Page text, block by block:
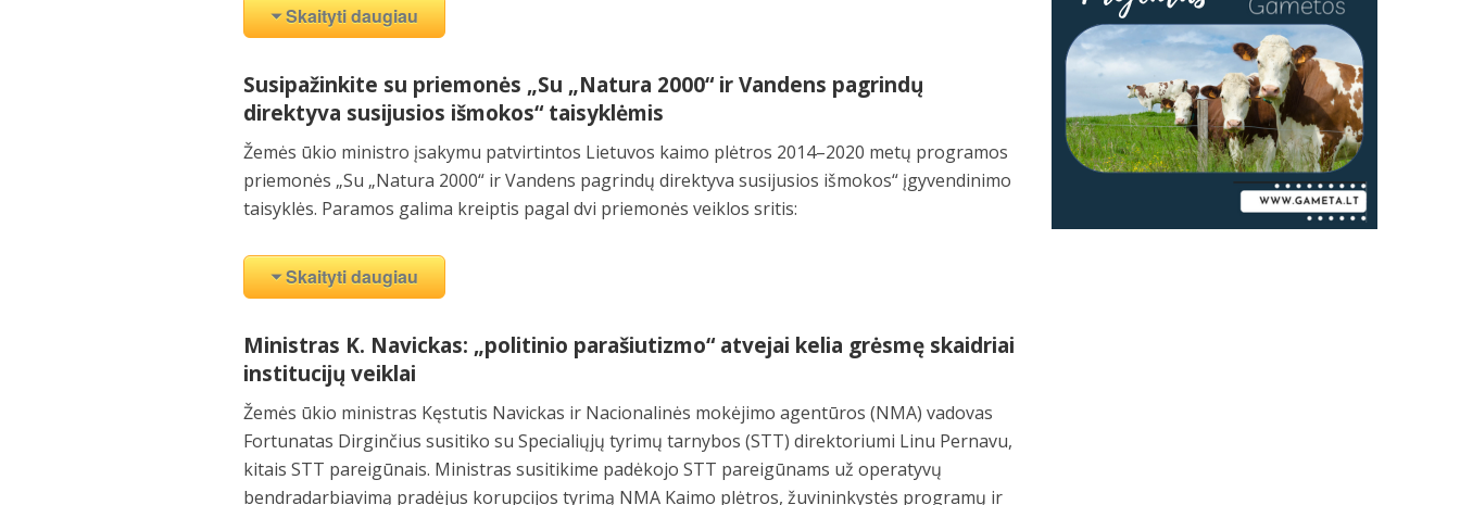
Skaityti daugiau
Susipažinkite su priemonės „Su „Natura 2000“ ir Vandens pagrindų
direktyva susijusios išmokos“ taisyklėmis
Žemės ūkio ministro įsakymu patvirtintos Lietuvos kaimo plėtros 2014–2020 metų programos
priemonės „Su „Natura 2000“ ir Vandens pagrindų direktyva susijusios išmokos“ įgyvendinimo
taisyklės. Paramos galima kreiptis pagal dvi priemonės veiklos sritis:
Skaityti daugiau
Ministras K. Navickas: „politinio parašiutizmo“ atvejai kelia grėsmę skaidriai
institucijų veiklai
Žemės ūkio ministras Kęstutis Navickas ir Nacionalinės mokėjimo agentūros (NMA) vadovas
Fortunatas Dirginčius susitiko su Specialiųjų tyrimų tarnybos (STT) direktoriumi Linu Pernavu,
kitais STT pareigūnais. Ministras susitikime padėkojo STT pareigūnams už operatyvų
bendradarbiavimą pradėjus korupcijos tyrimą NMA Kaimo plėtros, žuvininkystės programų ir